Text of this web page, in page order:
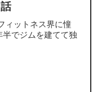
ィットネス界に憧
でジムを建てて独